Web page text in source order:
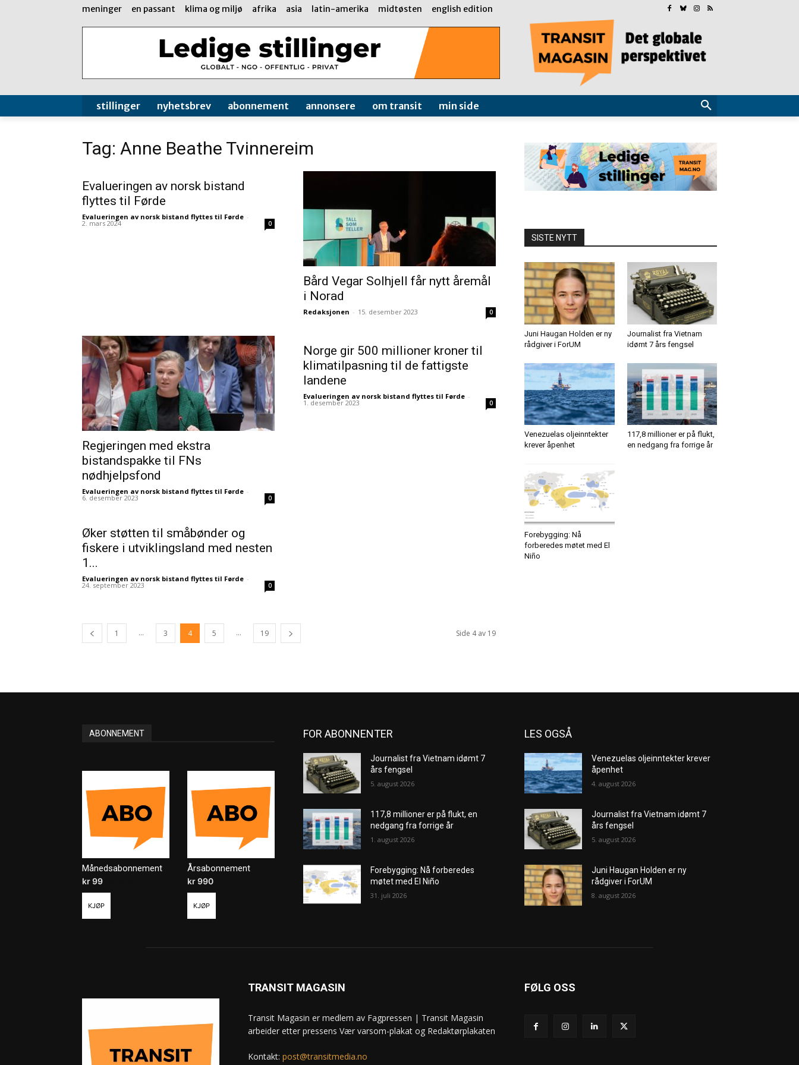
meninger en passant klima og miljø afrika asia latin-amerika midtøsten english edition
stillinger nyhetsbrev abonnement annonsere om transit min side
Tag: Anne Beathe Tvinnereim
Evalueringen av norsk bistand
flyttes til Førde
Evalueringen av norsk bistand flyttes til Førde -
2. mars 2024 0
Bård Vegar Solhjell får nytt åremål
i Norad
Redaksjonen - 15. desember 2023 0
Regjeringen med ekstra
bistandspakke til FNs
nødhjelpsfond
Evalueringen av norsk bistand flyttes til Førde -
6. desember 2023 0
Norge gir 500 millioner kroner til
klimatilpasning til de fattigste
landene
Evalueringen av norsk bistand flyttes til Førde -
1. desember 2023 0
Øker støtten til småbønder og
fiskere i utviklingsland med nesten
1...
Evalueringen av norsk bistand flyttes til Førde -
24. september 2023 0
1 ... 3 4 5 ... 19 Side 4 av 19
SISTE NYTT
Juni Haugan Holden er ny
rådgiver i ForUM
Journalist fra Vietnam
idømt 7 års fengsel
Venezuelas oljeinntekter
krever åpenhet
117,8 millioner er på flukt,
en nedgang fra forrige år
Forebygging: Nå
forberedes møtet med El
Niño
ABONNEMENT
Månedsabonnement
kr99
KJØP
Årsabonnement
kr990
KJØP
FOR ABONNENTER
Journalist fra Vietnam idømt 7
års fengsel
5. august 2026
117,8 millioner er på flukt, en
nedgang fra forrige år
1. august 2026
Forebygging: Nå forberedes
møtet med El Niño
31. juli 2026
LES OGSÅ
Venezuelas oljeinntekter krever
åpenhet
4. august 2026
Journalist fra Vietnam idømt 7
års fengsel
5. august 2026
Juni Haugan Holden er ny
rådgiver i ForUM
8. august 2026
TRANSIT MAGASIN
Transit Magasin er medlem av Fagpressen | Transit Magasin
arbeider etter pressens Vær varsom-plakat og Redaktørplakaten
Kontakt: post@transitmedia.no
FØLG OSS